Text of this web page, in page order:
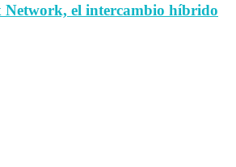
Network, el intercambio híbrido